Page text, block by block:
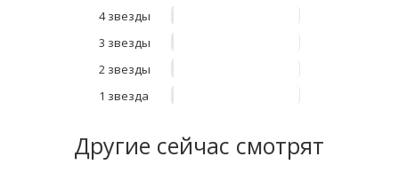
4 звезды
3 звезды
2 звезды
1 звезда
Другие сейчас смотрят